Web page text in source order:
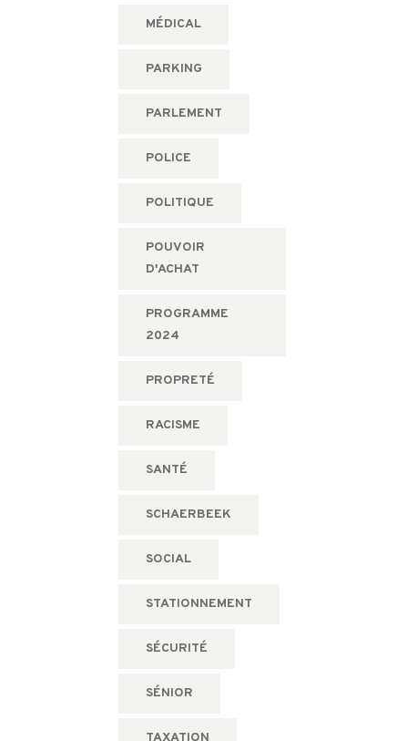
MÉDICAL
PARKING
PARLEMENT
POLICE
POLITIQUE
POUVOIR
D'ACHAT
PROGRAMME
2024
PROPRETÉ
RACISME
SANTÉ
SCHAERBEEK
SOCIAL
STATIONNEMENT
SÉCURITÉ
SÉNIOR
TAXATION